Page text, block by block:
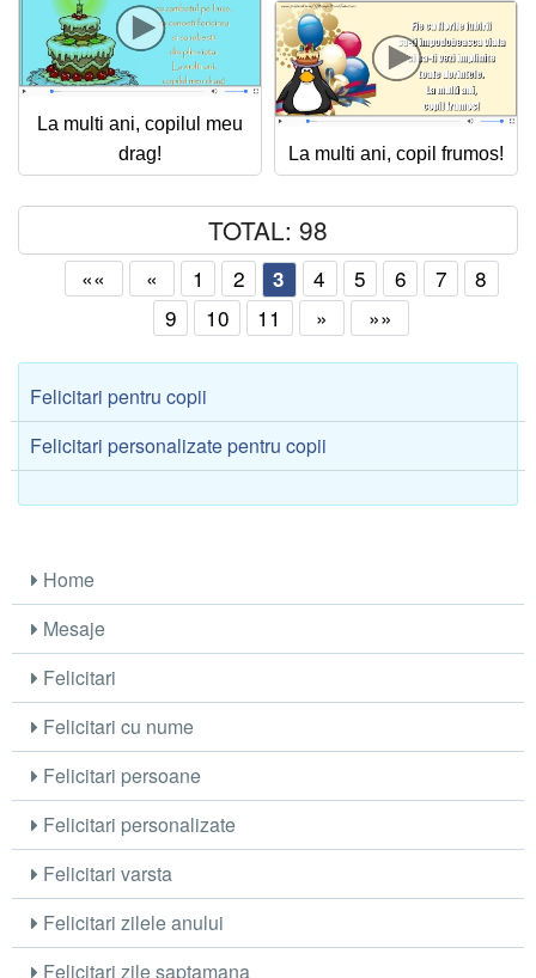
La multi ani, copilul meu
drag!
La multi ani, copil frumos!
TOTAL: 98
«« « 1 2 3 4 5 6 7
8
9
10 11 » »»
Felicitari pentru copii
Felicitari personalizate pentru copii
Home
Mesaje
Felicitari
Felicitari cu nume
Felicitari persoane
Felicitari personalizate
Felicitari varsta
Felicitari zilele anului
Felicitari zile saptamana